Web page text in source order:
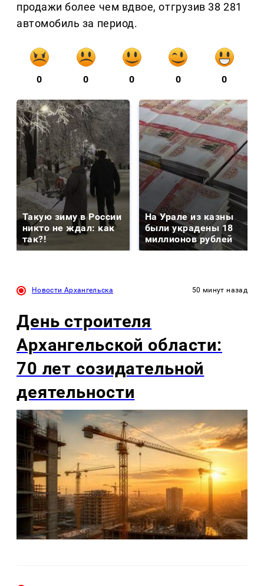
продажи более чем вдвое, отгрузив 38 281
автомобиль за период.
0 0 0 0 0
Такую зиму в России
никто не ждал: как
так?!
На Урале из казны
были украдены 18
миллионов рублей
Новости Архангельска 50 минут назад
День строителя
Архангельской области:
70 лет созидательной
деятельности